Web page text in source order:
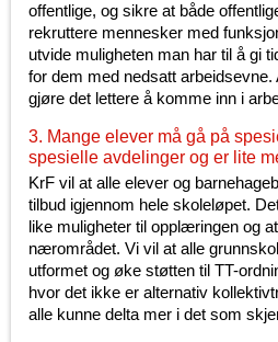
offentlige, og sikre at både
rekruttere mennesker med
utvide muligheten man har til å gi
for dem med nedsatt arbeidsevne.
gjøre det lettere å komme inn i
3. Mange elever må gå på
spesielle avdelinger og er lite
KrF vil at alle elever og
tilbud igjennom hele skoleløpet.
like muligheter til opplæringen og
nærområdet. Vi vil at alle
utformet og øke støtten til TT-
hvor det ikke er alternativ
alle kunne delta mer i det som